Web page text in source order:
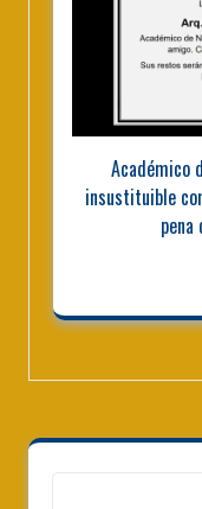
Académico
insustituible